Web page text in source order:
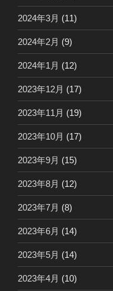
2024年3月 (11)
2024年2月 (9)
2024年1月 (12)
2023年12月 (17)
2023年11月 (19)
2023年10月 (17)
2023年9月 (15)
2023年8月 (12)
2023年7月 (8)
2023年6月 (14)
2023年5月 (14)
2023年4月 (10)